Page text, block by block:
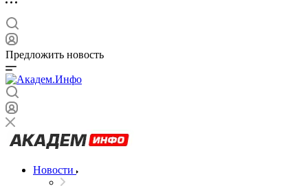
Предложить новость
Новости